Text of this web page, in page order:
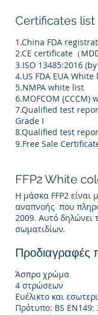
Certificates list
1.China FDA
2.CE certificate（
3.ISO 13485:2016 (by
4.US FDA EUA White
5.NMPA white list
6.MOFCOM (CCCM)
7.Qualified test
Grade I
8.Qualified test
9.Free Sale
FFP2 White
Η μάσκα FFP2
αναπνοής που
2009. Αυτό δηλώνει
σωματιδίων.
Προδιαγραφές
Άσπρο χρώμα
4 στρώσεων
Ευέλικτο και
Πρότυπο: BS EN149: